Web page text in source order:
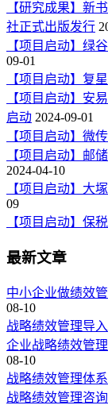
【研究成果】新
社正式出版发行
【项目启动】绿
09-01
【项目启动】复
【项目启动】安
启动 2024-09-01
【项目启动】微
【项目启动】邮
2024-04-10
【项目启动】大
09
【项目启动】保
最新文章
中小企业做绩效
08-10
战略绩效管理导
企业战略绩效管
08-10
战略绩效管理体
战略绩效管理咨